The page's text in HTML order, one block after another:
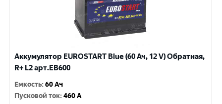
Аккумулятор EUROSTART Blue (60 Ач, 12 V) Обратная,
R+ L2 арт.EB600
Емкость:60 Ач
Пусковой ток:460 A